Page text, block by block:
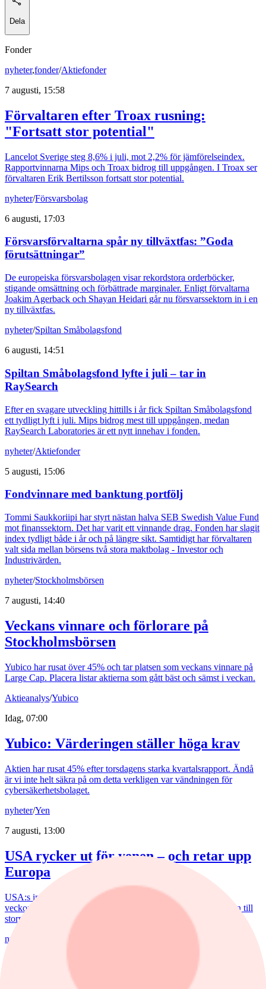
Dela
Fonder
nyheter,fonder/Aktiefonder
7 augusti, 15:58
Förvaltaren efter Troax rusning:
"Fortsatt stor potential"
Lancelot Sverige steg 8,6% i juli, mot 2,2% för jämförelseindex.
Rapportvinnarna Mips och Troax bidrog till uppgången. I Troax ser
förvaltaren Erik Bertilsson fortsatt stor potential.
nyheter/Försvarsbolag
6 augusti, 17:03
Försvarsförvaltarna spår ny tillväxtfas: ”Goda
förutsättningar”
De europeiska försvarsbolagen visar rekordstora orderböcker,
stigande omsättning och förbättrade marginaler. Enligt förvaltarna
Joakim Agerback och Shayan Heidari går nu försvarssektorn in i en
ny tillväxtfas.
nyheter/Spiltan Småbolagsfond
6 augusti, 14:51
Spiltan Småbolagsfond lyfte i juli – tar in
RaySearch
Efter en svagare utveckling hittills i år fick Spiltan Småbolagsfond
ett tydligt lyft i juli. Mips bidrog mest till uppgången, medan
RaySearch Laboratories är ett nytt innehav i fonden.
nyheter/Aktiefonder
5 augusti, 15:06
Fondvinnare med banktung portfölj
Tommi Saukkoriipi har styrt nästan halva SEB Swedish Value Fund
mot finanssektorn. Det har varit ett vinnande drag. Fonden har slagit
index tydligt både i år och på längre sikt. Samtidigt har förvaltaren
valt sida mellan börsens två stora maktbolag - Investor och
Industrivärden.
nyheter/Stockholmsbörsen
7 augusti, 14:40
Veckans vinnare och förlorare på
Stockholmsbörsen
Yubico har rusat över 45% och tar platsen som veckans vinnare på
Large Cap. Placera listar aktierna som gått bäst och sämst i veckan.
Aktieanalys/Yubico
Idag, 07:00
Yubico: Värderingen ställer höga krav
Aktien har rusat 45% efter torsdagens starka kvartalsrapport. Ändå
är vi inte helt säkra på om detta verkligen var vändningen för
cybersäkerhetsbolaget.
nyheter/Yen
7 augusti, 13:00
USA rycker ut för yenen – och retar upp
Europa
USA:s ingripande för yenen har retat upp ECB. De senaste
veckorna har den japanska valutan förvandlat valutamarknaden till
storpolitik.
nyheter
Bankerna med lägst bolåneränta